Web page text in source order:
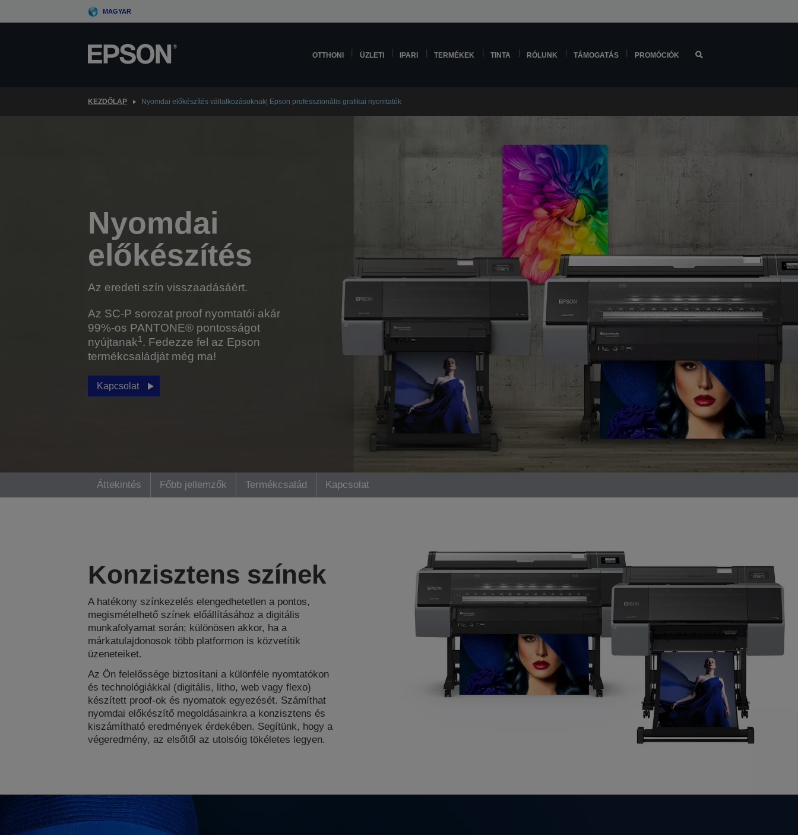
to
MAGYAR
OTTHONI ÜZLETI IPARI TERMÉKEK TINTA RÓLUNK TÁMOGATÁS PROMÓCIÓK
KEZDŐLAP Nyomdai előkészítés vállalkozásoknak| Epson professzionális grafikai nyomtatók
Nyomdai
előkészítés
Az eredeti szín visszaadásáért.
Az SC-P sorozat proof nyomtatói akár
99%-os PANTONE® pontosságot
nyújtanak1 . Fedezze fel az Epson
termékcsaládját még ma!
Kapcsolat
Áttekintés Főbb jellemzők Termékcsalád Kapcsolat
Konzisztens színek
A hatékony színkezelés elengedhetetlen a pontos,
megismételhető színek előállításához a digitális
munkafolyamat során; különösen akkor, ha a
márkatulajdonosok több platformon is közvetítik
üzeneteiket.
Az Ön felelőssége biztosítani a különféle nyomtatókon
és technológiákkal (digitális, litho, web vagy flexo)
készített proof-ok és nyomatok egyezését. Számíthat
nyomdai előkészítő megoldásainkra a konzisztens és
kiszámítható eredmények érdekében. Segítünk, hogy a
végeredmény, az elsőtől az utolsóig tökéletes legyen.